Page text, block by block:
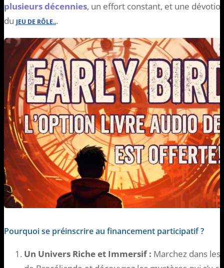
plusieurs décennies, un effort constant, et une
du JEU DE RÔLE...
Pourquoi se préinscrire au financement participatif ?
Un Univers Riche et Immersif : Marchez dans